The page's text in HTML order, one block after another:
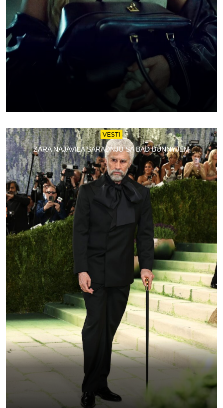
VESTI
ZARA NAJAVILA SARADNJU SA BAD BUNNYJEM